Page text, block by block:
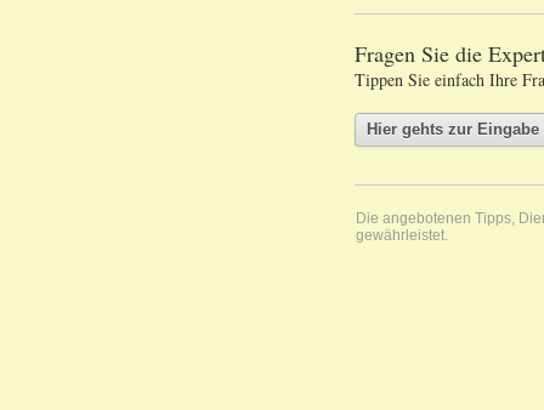
Fragen Sie die
Tippen Sie einfach Ihre
Die angebotenen Tipps,
gewährleistet.